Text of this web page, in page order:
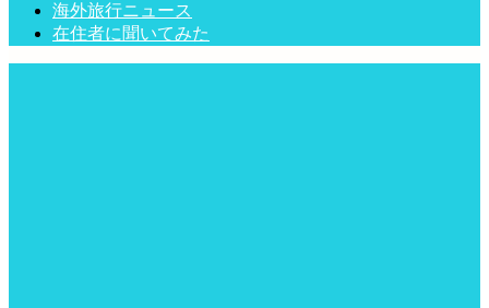
海外旅行ニュース
在住者に聞いてみた